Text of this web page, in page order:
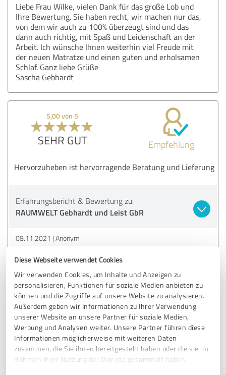
Diese Webseite verwendet Cookies
Wir verwenden Cookies, um Inhalte und Anzeigen zu
personalisieren, Funktionen für soziale Medien anbieten zu
können und die Zugriffe auf unsere Website zu analysieren.
Außerdem geben wir Informationen zu Ihrer Verwendung
unserer Website an unsere Partner für soziale Medien,
Werbung und Analysen weiter. Unsere Partner führen diese
Informationen möglicherweise mit weiteren Daten
zusammen, die Sie ihnen bereitgestellt haben oder die sie im
Rahmen Ihrer Nutzung der Dienste gesammelt haben.
Liebe Frau Wilke, vielen Dank für das große Lob und
Ihre Bewertung. Sie haben recht, wir machen nur das,
von dem wir auch zu 100% überzeugt sind und das
dann auch richtig, mit Spaß und Leidenschaft an der
Arbeit. Ich wünsche Ihnen weiterhin viel Freude mit
der neuen Matratze und einen guten und erholsamen
Schlaf. Ganz liebe Grüße
Sascha Gebhardt
5,00 von 5
SEHR GUT Empfehlung
Hervorzuheben ist hervorragende Beratung und Lieferung
Erfahrungsbericht & Bewertung zu:
RAUMWELT Gebhardt und Leist GbR
08.11.2021 Anonym
Kommentar von RAUMWELT Gebhardt und
Leist GbR:
Vielen Lieben Dank für die sehr gute Bewertung und
dafür das Sie sich die Zeit dazu genommen haben.
Herzlichste Grüße Sascha Gebhardt und Isolde Leist
vom Team Raumwelt & Bettenwelt
5,00 von 5